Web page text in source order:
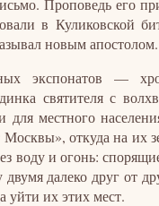
Проповедь его
в Куликовской
новым апостолом.
экспонатов —
святителя с
для местного
откуда на их
воду и огонь:
далеко друг от
уйти их этих мест.